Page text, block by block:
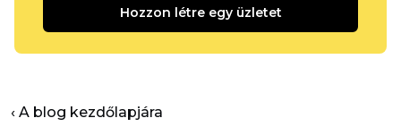
Hozzon létre egy üzletet
‹ A blog kezdőlapjára